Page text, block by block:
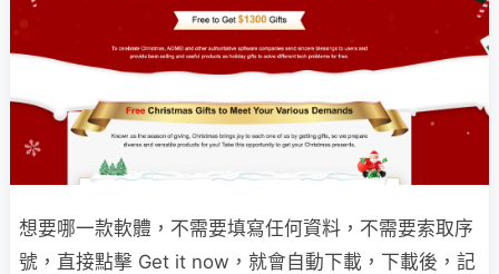
想要哪一款軟體，不需要填寫任何資料，不需要索取序
號，直接點擊 Get it now，就會自動下載，下載後，記